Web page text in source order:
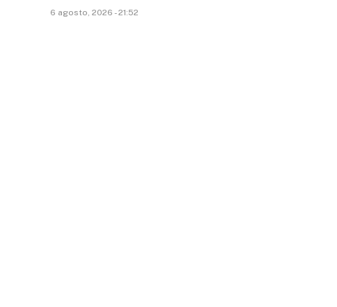
6 agosto, 2026 - 21:52